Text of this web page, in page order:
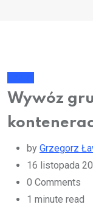
Wywóz
by Grzegorz
16 listopada
0 Comments
1 minute read